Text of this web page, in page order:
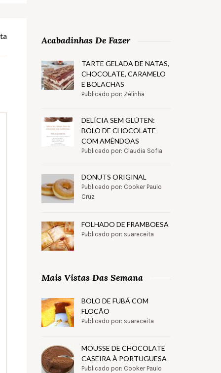
Acabadinhas De Fazer
TARTE GELADA DE NATAS,
CHOCOLATE, CARAMELO
E BOLACHAS
Publicado por: Zélinha
DELÍCIA SEM GLÚTEN:
BOLO DE CHOCOLATE
COM AMÊNDOAS
Publicado por: Claudia Sofia
DONUTS ORIGINAL
Publicado por: Cooker Paulo
Cruz
FOLHADO DE FRAMBOESA
Publicado por: suareceita
Mais Vistas Das Semana
BOLO DE FUBÁ COM
FLOCÃO
Publicado por: suareceita
MOUSSE DE CHOCOLATE
CASEIRA À PORTUGUESA
Publicado por: Cooker Paulo